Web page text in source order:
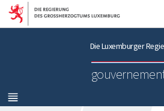
Zur Zum Inhalt
Die Luxemburger
MENÜ
HAUPT-